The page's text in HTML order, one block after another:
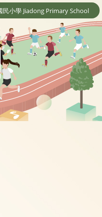
民小學 Jiadong Primary School